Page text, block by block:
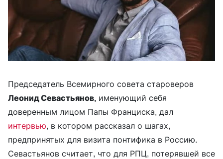
Председатель Всемирного совета староверов
Леонид Севастьянов, именующий себя
доверенным лицом Папы Франциска, дал
интервью, в котором рассказал о шагах,
предпринятых для визита понтифика в Россию.
Севастьянов считает, что для РПЦ, потерявшей все